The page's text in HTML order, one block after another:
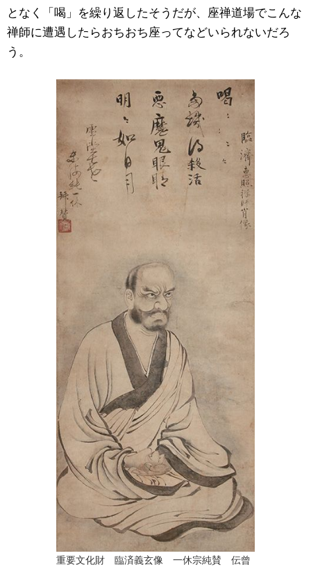
となく「喝」を繰り返したそうだが、座禅道場でこんな
禅師に遭遇したらおちおち座ってなどいられないだろ
う。
重要文化財 臨済義玄像 一休宗純賛 伝曾